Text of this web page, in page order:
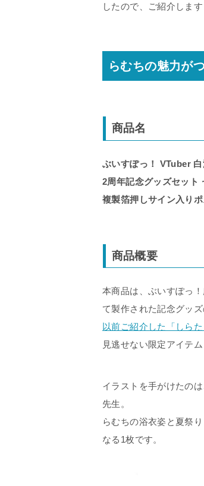
したので、ご紹介します
らむちの魅力が
商品名
ぶいすぽっ！ VTuber
2周年記念グッズセット
複製箔押しサイン入り
商品概要
本商品は、ぶいすぽっ
て製作された記念グッズ
以前ご紹介した「しらた
見逃せない限定アイテム
イラストを手がけたの
先生。
らむちの浴衣姿と夏祭
なる1枚です。